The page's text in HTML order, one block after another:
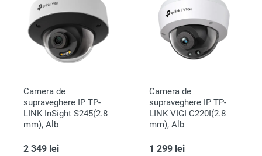
Camera de
supraveghere IP TP-
LINK InSight S245(2.8
mm), Alb
2 349 lei
Camera de
supraveghere IP TP-
LINK VIGI C220I(2.8
mm), Alb
1 299 lei